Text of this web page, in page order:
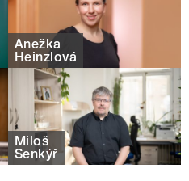
Anežka
Heinzlová
Miloš
Šenkýř